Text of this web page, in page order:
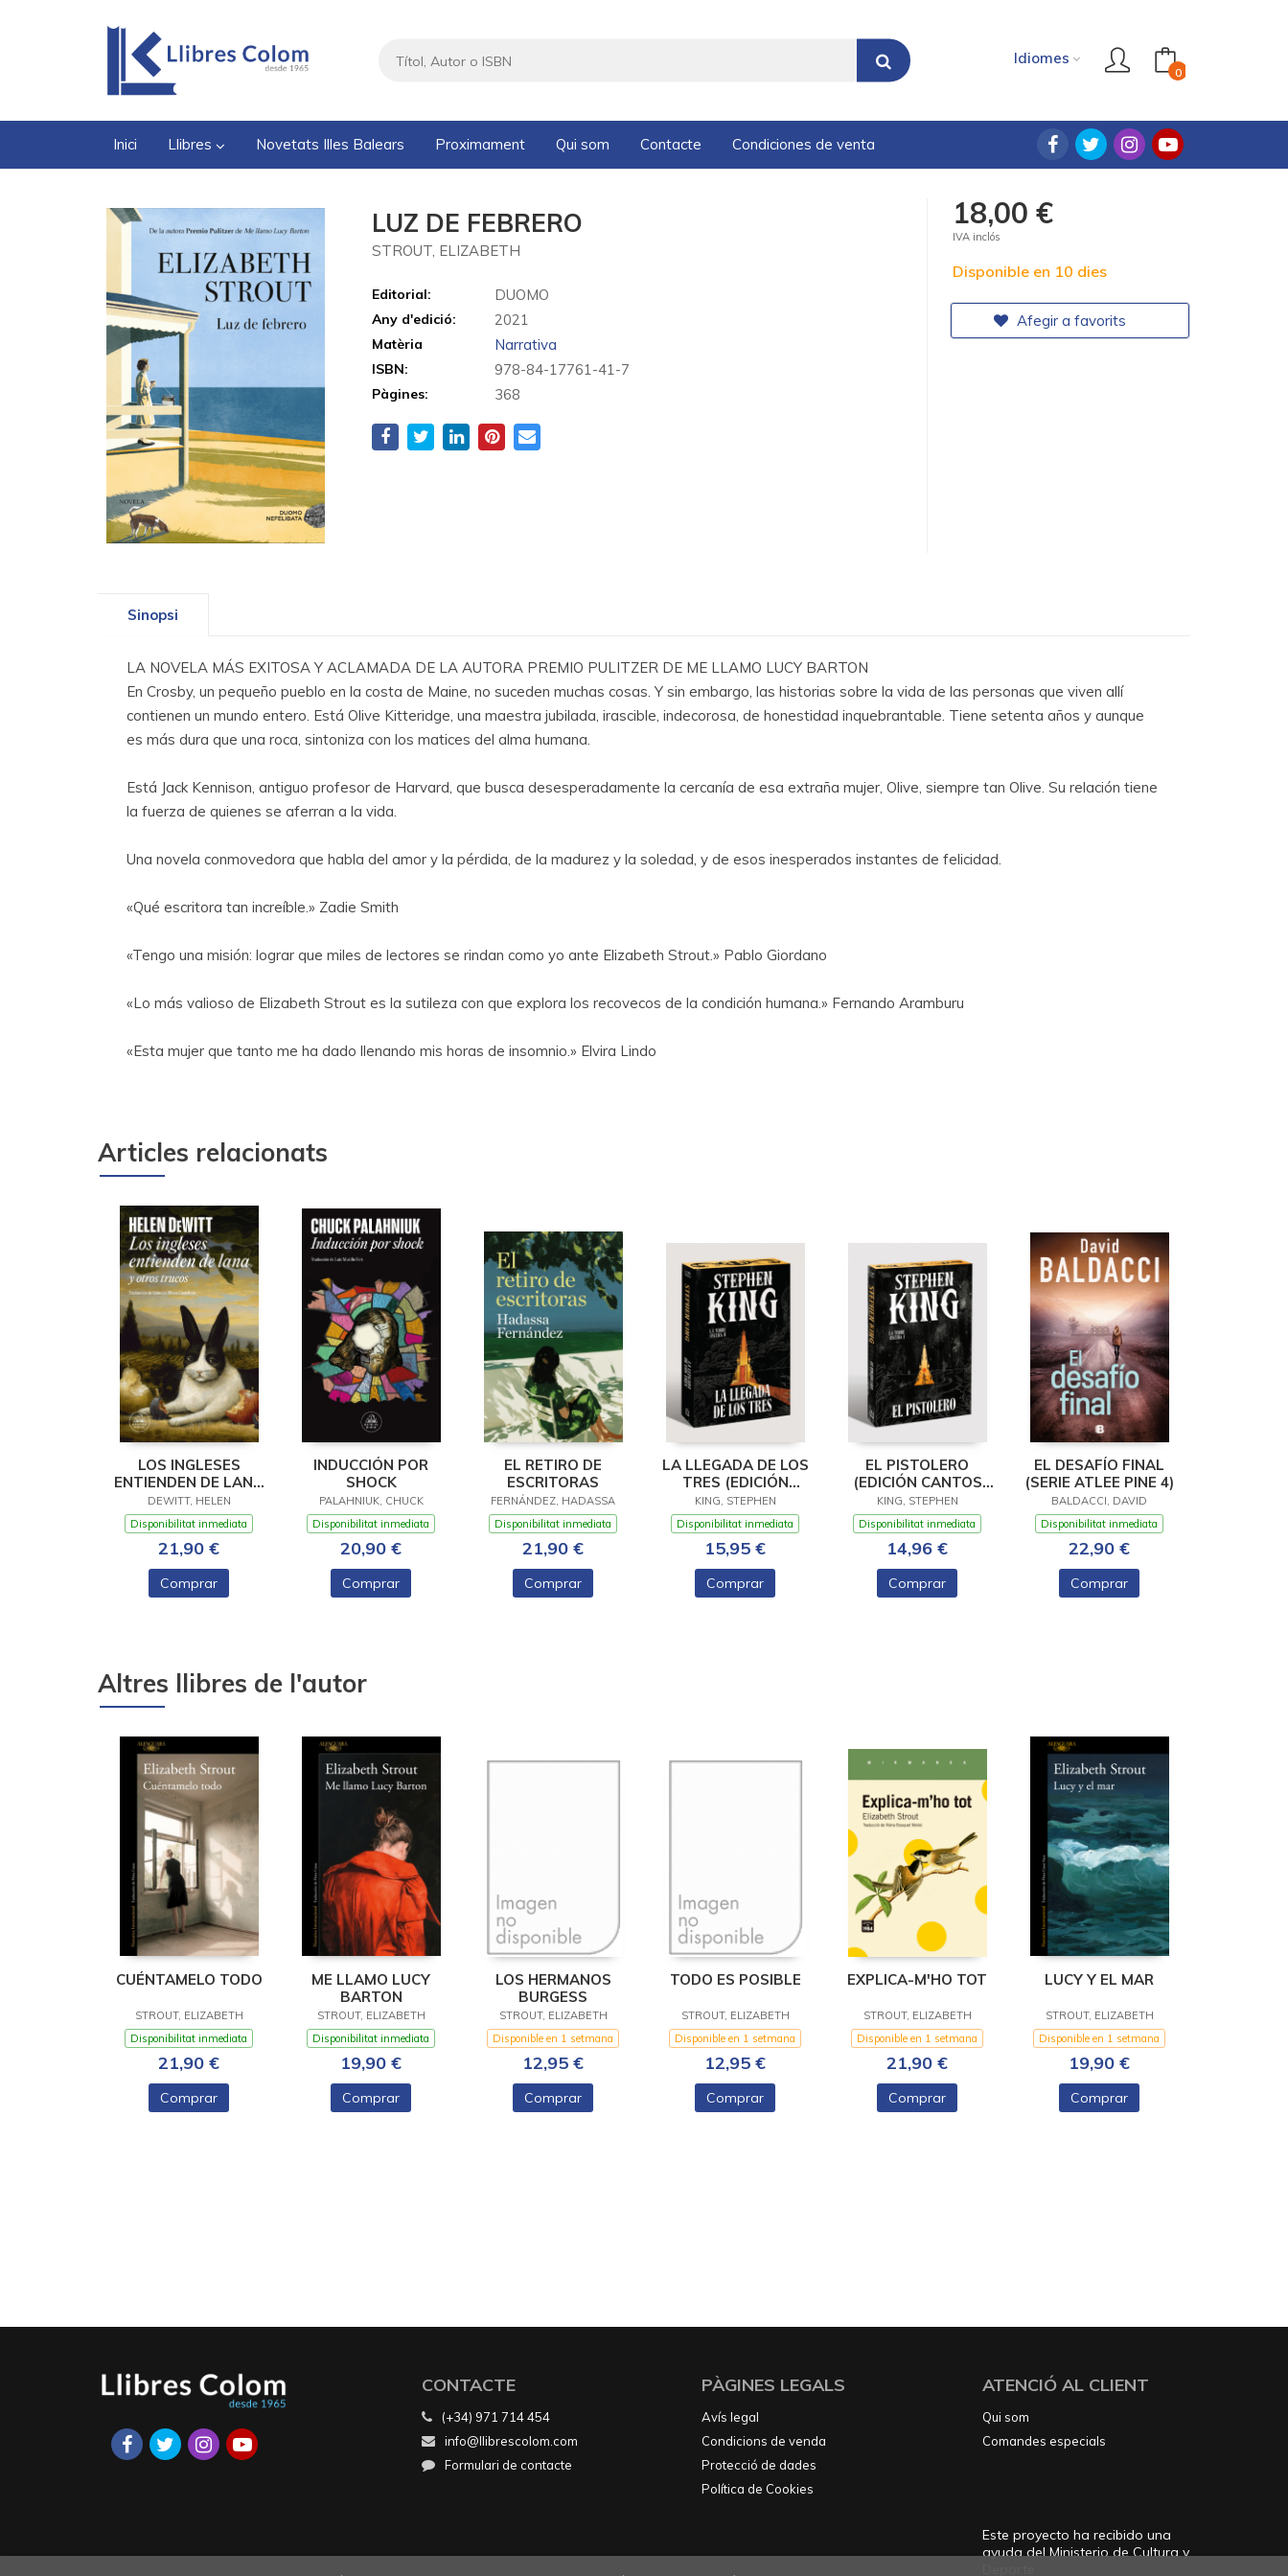
Idiomes
0
Inici Llibres Novetats Illes Balears Proximament Qui som Contacte Condiciones de venta
LUZ DE FEBRERO
STROUT, ELIZABETH
Editorial: DUOMO
Any d'edició: 2021
Matèria Narrativa
ISBN: 978-84-17761-41-7
Pàgines: 368
18,00 €
IVA inclós
Disponible en 10 dies
Afegir a favorits
Sinopsi
LA NOVELA MÁS EXITOSA Y ACLAMADA DE LA AUTORA PREMIO PULITZER DE ME LLAMO LUCY BARTON
En Crosby, un pequeño pueblo en la costa de Maine, no suceden muchas cosas. Y sin embargo, las historias sobre la vida de las personas que viven allí
contienen un mundo entero. Está Olive Kitteridge, una maestra jubilada, irascible, indecorosa, de honestidad inquebrantable. Tiene setenta años y aunque
es más dura que una roca, sintoniza con los matices del alma humana.
Está Jack Kennison, antiguo profesor de Harvard, que busca desesperadamente la cercanía de esa extraña mujer, Olive, siempre tan Olive. Su relación tiene
la fuerza de quienes se aferran a la vida.
Una novela conmovedora que habla del amor y la pérdida, de la madurez y la soledad, y de esos inesperados instantes de felicidad.
«Qué escritora tan increíble.» Zadie Smith
«Tengo una misión: lograr que miles de lectores se rindan como yo ante Elizabeth Strout.» Pablo Giordano
«Lo más valioso de Elizabeth Strout es la sutileza con que explora los recovecos de la condición humana.» Fernando Aramburu
«Esta mujer que tanto me ha dado llenando mis horas de insomnio.» Elvira Lindo
Articles relacionats
LOS INGLESES
ENTIENDEN DE LANA
(Y OTROS TRUCOS)
DEWITT, HELEN
Disponibilitat inmediata
21,90 €
Comprar
INDUCCIÓN POR
SHOCK
PALAHNIUK, CHUCK
Disponibilitat inmediata
20,90 €
Comprar
EL RETIRO DE
ESCRITORAS
FERNÁNDEZ, HADASSA
Disponibilitat inmediata
21,90 €
Comprar
LA LLEGADA DE LOS
TRES (EDICIÓN
CANTOS TINTADOS)
(LA TORRE OSCURA
2)
KING, STEPHEN
Disponibilitat inmediata
15,95 €
Comprar
EL PISTOLERO
(EDICIÓN CANTOS
TINTADOS) (LA
TORRE OSCURA 1)
KING, STEPHEN
Disponibilitat inmediata
14,96 €
Comprar
EL DESAFÍO FINAL
(SERIE ATLEE PINE 4)
BALDACCI, DAVID
Disponibilitat inmediata
22,90 €
Comprar
Altres llibres de l'autor
CUÉNTAMELO TODO
STROUT, ELIZABETH
Disponibilitat inmediata
21,90 €
Comprar
ME LLAMO LUCY
BARTON
STROUT, ELIZABETH
Disponibilitat inmediata
19,90 €
Comprar
LOS HERMANOS
BURGESS
STROUT, ELIZABETH
Disponible en 1 setmana
12,95 €
Comprar
TODO ES POSIBLE
STROUT, ELIZABETH
Disponible en 1 setmana
12,95 €
Comprar
EXPLICA-M'HO TOT
STROUT, ELIZABETH
Disponible en 1 setmana
21,90 €
Comprar
LUCY Y EL MAR
STROUT, ELIZABETH
Disponible en 1 setmana
19,90 €
Comprar
CONTACTE
(+34) 971 714 454
info@llibrescolom.com
Formulari de contacte
PÀGINES LEGALS
Avís legal
Condicions de venda
Protecció de dades
Política de Cookies
ATENCIÓ AL CLIENT
Qui som
Comandes especials
Este proyecto ha recibido una
ayuda del Ministerio de Cultura y